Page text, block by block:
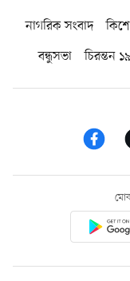
নাগরিক সংবাদ
বন্ধুসভা
চিরন্তন